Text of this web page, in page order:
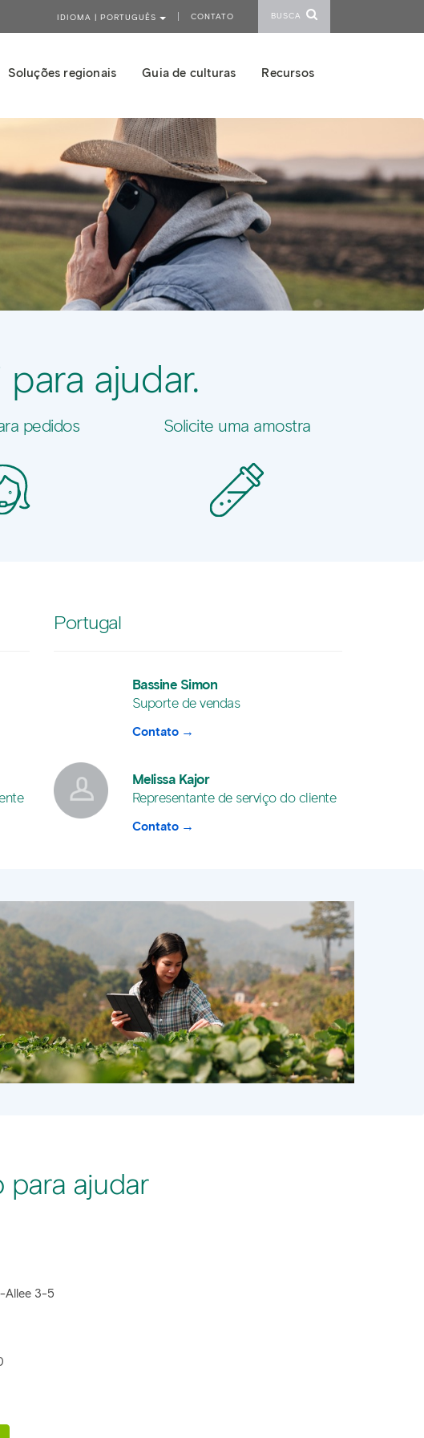
ajudar.
pedidos Solicite uma amostra
Portugal
Bassine Simon
Suporte de vendas
Contato
Melissa Kajor
Representante de serviço do cliente
Contato
ajudar
Allee 3-5
IDIOMA | PORTUGUÊS CONTATO BUSCA
Soluções regionais Guia de culturas Recursos